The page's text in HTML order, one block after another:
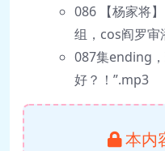
086 【杨家将
组，cos阎罗
087集ending
好？！”.mp3
本内